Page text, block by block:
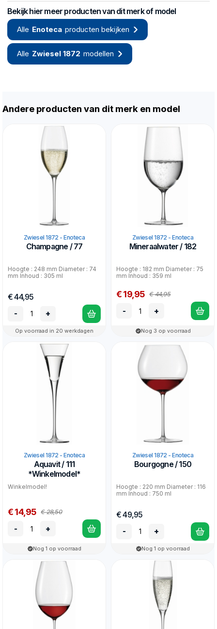
Bekijk hier meer producten van dit merk of model
Alle Enoteca producten bekijken
Alle Zwiesel 1872 modellen
Andere producten van dit merk en model
Zwiesel 1872 - Enoteca
Champagne / 77
Hoogte : 248 mm Diameter : 74
mm Inhoud : 305 ml
€ 44,95
-
+
Op voorraad in 20 werkdagen
Zwiesel 1872 - Enoteca
Mineraalwater / 182
Hoogte : 182 mm Diameter : 75
mm Inhoud : 359 ml
€ 19,95 € 44,95
- +
Nog 3 op voorraad
Zwiesel 1872 - Enoteca
Aquavit / 111
*Winkelmodel*
Winkelmodel!
€ 14,95 € 28,50
- +
Nog 1 op voorraad
Zwiesel 1872 - Enoteca
Bourgogne / 150
Hoogte : 220 mm Diameter : 116
mm Inhoud : 750 ml
€ 49,95
-
+
Nog 1 op voorraad